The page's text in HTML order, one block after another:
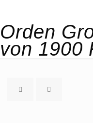
Orden
von 1900